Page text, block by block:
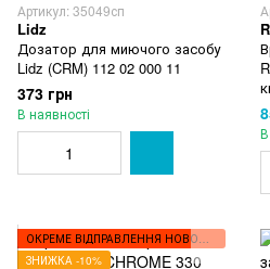
Артикул: 35049сп
Lidz
Дозатор для миючого засобу
Lidz (CRM) 112 02 000 11
373 грн
В наявності
В
ОКРЕМЕ ВІДПРАВЛЕННЯ НОВОЮ ПОШТОЮ
ЗНИЖКА -10%